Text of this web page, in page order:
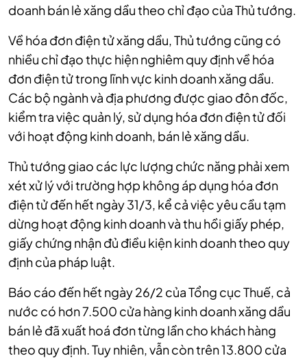
doanh bán lẻ xăng dầu theo chỉ đạo của Thủ tướng.
Về hóa đơn điện tử xăng dầu, Thủ tướng cũng có
nhiều chỉ đạo thực hiện nghiêm quy định về hóa
đơn điện tử trong lĩnh vực kinh doanh xăng dầu.
Các bộ ngành và địa phương được giao đôn đốc,
kiểm tra việc quản lý, sử dụng hóa đơn điện tử đối
với hoạt động kinh doanh, bán lẻ xăng dầu.
Thủ tướng giao các lực lượng chức năng phải xem
xét xử lý với trường hợp không áp dụng hóa đơn
điện tử đến hết ngày 31/3, kể cả việc yêu cầu tạm
dừng hoạt động kinh doanh và thu hồi giấy phép,
giấy chứng nhận đủ điều kiện kinh doanh theo quy
định của pháp luật.
Báo cáo đến hết ngày 26/2 của Tổng cục Thuế, cả
nước có hơn 7.500 cửa hàng kinh doanh xăng dầu
bán lẻ đã xuất hoá đơn từng lần cho khách hàng
theo quy định. Tuy nhiên, vẫn còn trên 13.800 cửa